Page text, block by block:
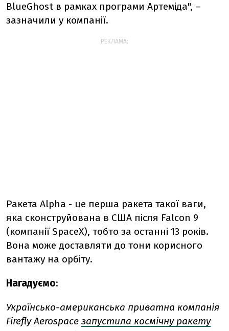
BlueGhost в рамках програми Артеміда", –
зазначили у компанії.
РЕКЛАМА:
Ракета Alpha - це перша ракета такої ваги,
яка сконструйована в США після Falcon 9
(компанії SpaceX), тобто за останні 13 років.
Вона може доставляти до тони корисного
вантажу на орбіту.
Нагадуємо:
Українсько-американська приватна компанія
Firefly Aerospace запустила космічну ракету